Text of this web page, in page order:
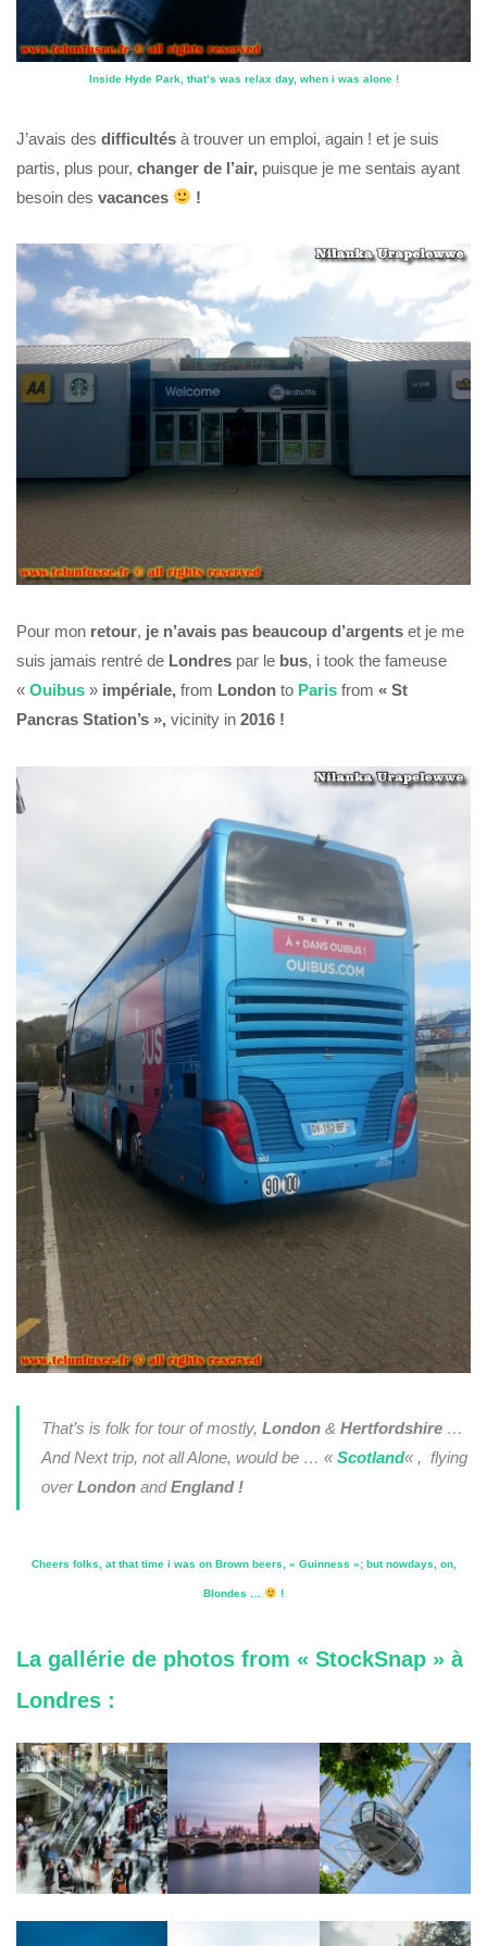
Inside Hyde Park , that’s was relax day, when i was alone !
J’avais des difficultés à trouver un emploi, again ! et je suis
partis, plus pour, changer de l’air, puisque je me sentais ayant
besoin des vacances !
Pour mon retour, je n’avais pas beaucoup d’argents et je me
suis jamais rentré de Londres par le bus, i took the fameuse
« Ouibus » impériale, from London to Paris from « St
Pancras Station’s », vicinity in 2016 !
That’s is folk for tour of mostly, London& Hertfordshire…
And Next trip, not all Alone, would be … « Scotland« , flying
overLondonandEngland !
Cheers folks, at that time i was on Brown beers, « Guinness »; but nowdays, on,
Blondes … !
La gallérie de photos from « StockSnap » à
Londres :